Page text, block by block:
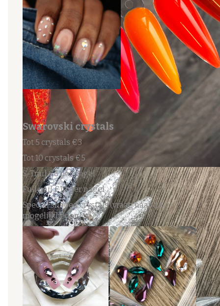
Swarovski crystals
Tot 5 crystals €3
Tot 10 crystals €5
S-Trail €6 per nagel
Full nail €10 per nagel
Special shaped crystals (vraag naar de
mogelijkheden)